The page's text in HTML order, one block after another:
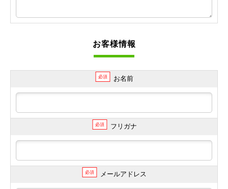
お客様情報
必須 お名前
必須 フリガナ
必須 メールアドレス